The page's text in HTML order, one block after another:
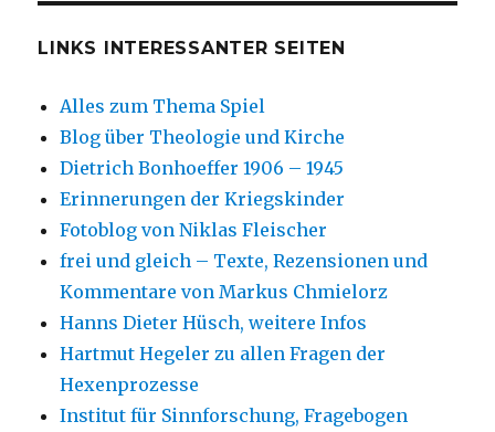
LINKS INTERESSANTER SEITEN
Alles zum Thema Spiel
Blog über Theologie und Kirche
Dietrich Bonhoeffer 1906 – 1945
Erinnerungen der Kriegskinder
Fotoblog von Niklas Fleischer
frei und gleich – Texte, Rezensionen und
Kommentare von Markus Chmielorz
Hanns Dieter Hüsch, weitere Infos
Hartmut Hegeler zu allen Fragen der
Hexenprozesse
Institut für Sinnforschung, Fragebogen